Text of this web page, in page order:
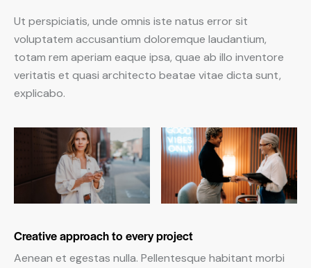
Ut perspiciatis, unde omnis iste natus error sit
voluptatem accusantium doloremque laudantium,
totam rem aperiam eaque ipsa, quae ab illo inventore
veritatis et quasi architecto beatae vitae dicta sunt,
explicabo.
Creative approach to every project
Aenean et egestas nulla. Pellentesque habitant morbi